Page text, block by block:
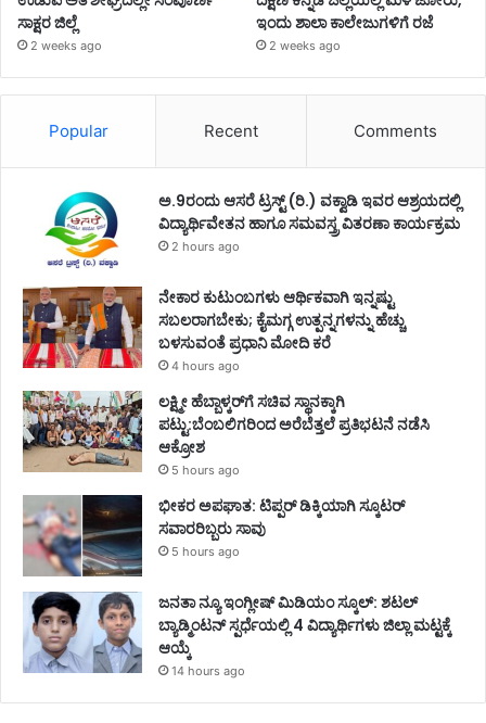
ಸಾಕ್ಷರ ಜಿಲ್ಲೆ
2 weeks ago
ಇಂದು ಶಾಲಾ ಕಾಲೇಜುಗಳಿಗೆ ರಜೆ
2 weeks ago
Popular Recent Comments
ಅ.9ರಂದು ಆಸರೆ ಟ್ರಸ್ಟ್ (ರಿ.) ವಕ್ವಾಡಿ ಇವರ ಆಶ್ರಯದಲ್ಲಿ
ವಿದ್ಯಾರ್ಥಿವೇತನ ಹಾಗೂ ಸಮವಸ್ತ್ರ ವಿತರಣಾ ಕಾರ್ಯಕ್ರಮ
2 hours ago
ನೇಕಾರ ಕುಟುಂಬಗಳು ಆರ್ಥಿಕವಾಗಿ ಇನ್ನಷ್ಟು
ಸಬಲರಾಗಬೇಕು; ಕೈಮಗ್ಗ ಉತ್ಪನ್ನಗಳನ್ನು ಹೆಚ್ಚು
ಬಳಸುವಂತೆ ಪ್ರಧಾನಿ ಮೋದಿ ಕರೆ
4 hours ago
ಲಕ್ಷ್ಮೀ ಹೆಬ್ಬಾಳ್ಕರ್‌ಗೆ ಸಚಿವ ಸ್ಥಾನಕ್ಕಾಗಿ
ಪಟ್ಟು:ಬೆಂಬಲಿಗರಿಂದ ಅರೆಬೆತ್ತಲೆ ಪ್ರತಿಭಟನೆ ನಡೆಸಿ
ಆಕ್ರೋಶ
5 hours ago
ಭೀಕರ ಅಪಘಾತ: ಟಿಪ್ಪರ್ ಡಿಕ್ಕಿಯಾಗಿ ಸ್ಕೂಟರ್
ಸವಾರರಿಬ್ಬರು ಸಾವು
5 hours ago
ಜನತಾ ನ್ಯೂ ಇಂಗ್ಲೀಷ್ ಮಿಡಿಯಂ ಸ್ಕೂಲ್: ಶಟಲ್
ಬ್ಯಾಡ್ಮಿಂಟನ್ ಸ್ಪರ್ಧೆಯಲ್ಲಿ 4 ವಿದ್ಯಾರ್ಥಿಗಳು ಜಿಲ್ಲಾ ಮಟ್ಟಕ್ಕೆ
ಆಯ್ಕೆ
14 hours ago